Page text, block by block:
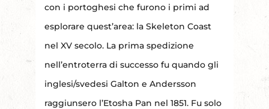
con i portoghesi che furono i primi ad
esplorare quest’area: la Skeleton Coast
nel XV secolo. La prima spedizione
nell’entroterra di successo fu quando gli
inglesi/svedesi Galton e Andersson
raggiunsero l’Etosha Pan nel 1851. Fu solo